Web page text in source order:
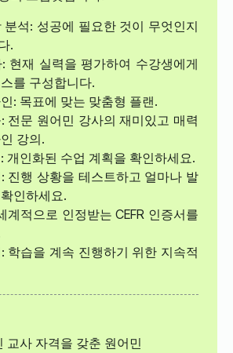
분석: 성공에 필요한 것이 무엇인지
.
현재 실력을 평가하여 수강생에게
를 구성합니다.
: 목표에 맞는 맞춤형 플랜.
전문 원어민 강사의 재미있고 매력
강의.
개인화된 수업 계획을 확인하세요.
진행 상황을 테스트하고 얼마나 발
인하세요.
계적으로 인정받는 CEFR 인증서를
학습을 계속 진행하기 위한 지속적
교사 자격을 갖춘 원어민